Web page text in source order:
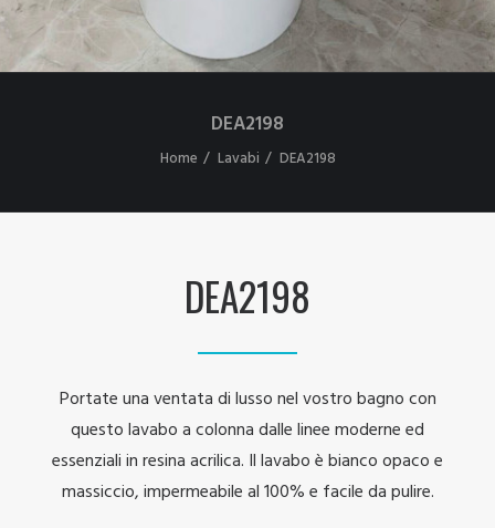
DEA2198
Home Lavabi DEA2198
DEA2198
Portate una ventata di lusso nel vostro bagno con
questo lavabo a colonna dalle linee moderne ed
essenziali in resina acrilica. Il lavabo è bianco opaco e
massiccio, impermeabile al 100% e facile da pulire.